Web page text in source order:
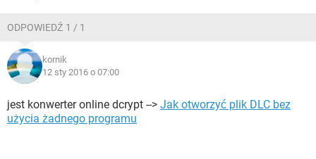
ODPOWIEDŹ 1 / 1
kornik
12 sty 2016 o 07:00
jest konwerter online dcrypt --> Jak otworzyć plik DLC bez
użycia żadnego programu